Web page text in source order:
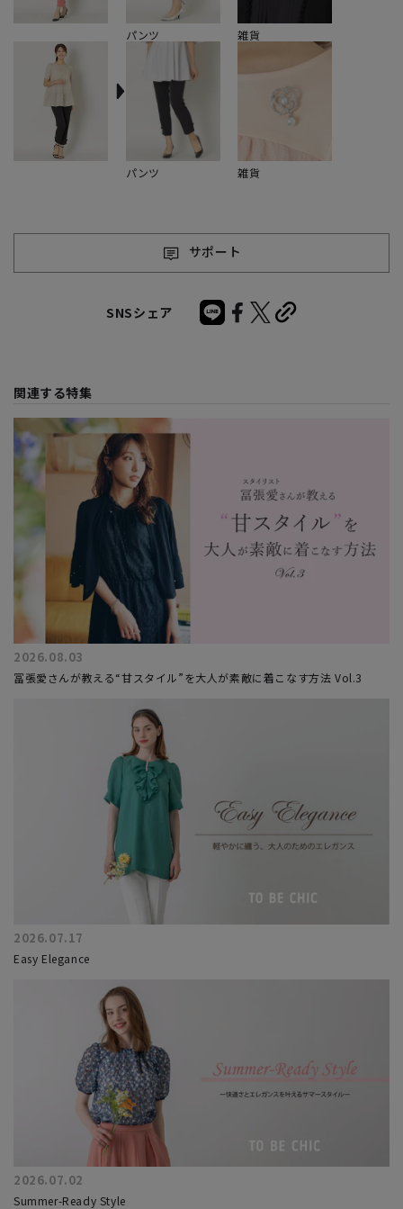
パンツ 雑貨
パンツ 雑貨
サポート
SNSシェア
関連する特集
2026.08.03
冨張愛さんが教える“甘スタイル”を大人が素敵に着こなす方法 Vol.3
2026.07.17
Easy Elegance
2026.07.02
Summer-Ready Style